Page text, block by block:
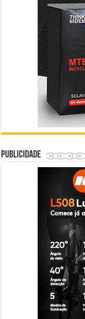
Publicidade